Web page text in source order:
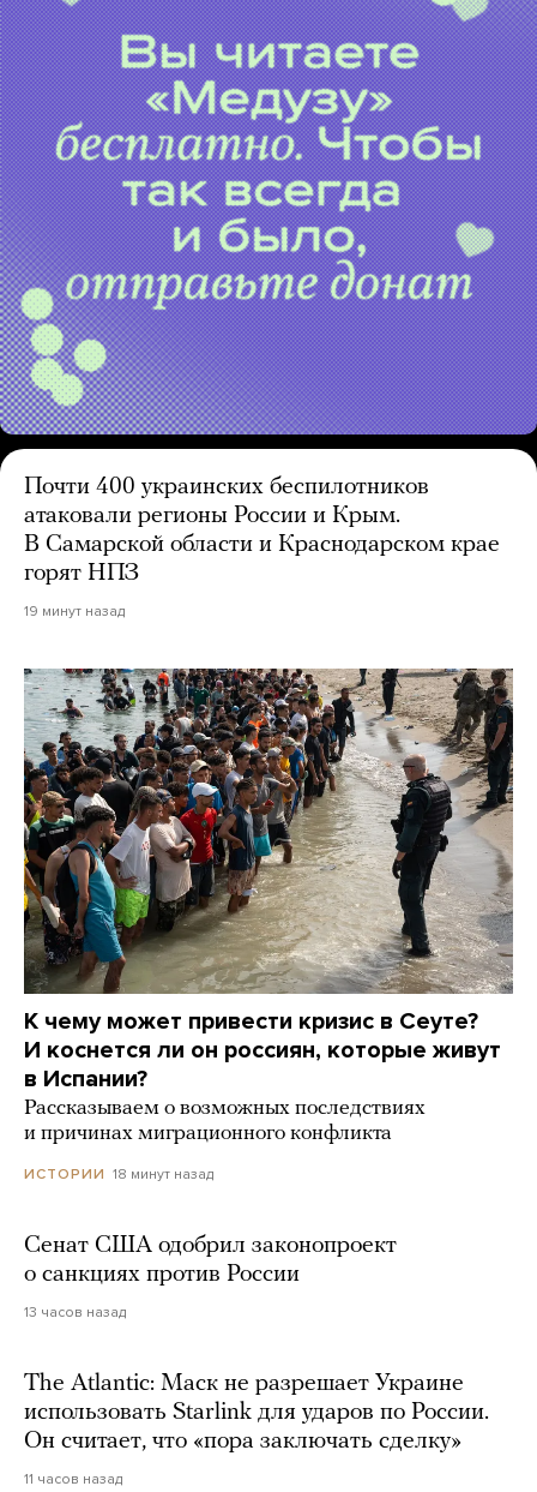
Почти 400 украинских беспилотников
атаковали регионы России и Крым.
В Самарской области и Краснодарском крае
горят НПЗ
19 минут назад
К чему может привести кризис в Сеуте?
И коснется ли он россиян, которые живут
в Испании?
Рассказываем о возможных последствиях
и причинах миграционного конфликта
ИСТОРИИ 18 минут назад
Сенат США одобрил законопроект
о санкциях против России
13 часов назад
The Atlantic: Маск не разрешает Украине
использовать Starlink для ударов по России.
Он считает, что «пора заключать сделку»
11 часов назад